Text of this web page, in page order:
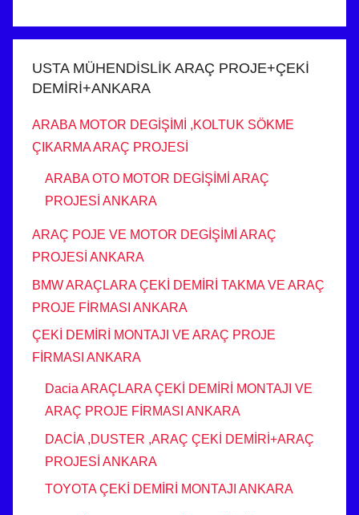
USTA MÜHENDİSLİK ARAÇ PROJE+ÇEKİ
DEMİRİ+ANKARA
ARABA MOTOR DEGİŞİMİ ,KOLTUK SÖKME
ÇIKARMA ARAÇ PROJESİ
ARABA OTO MOTOR DEGİŞİMİ ARAÇ
PROJESİ ANKARA
ARAÇ POJE VE MOTOR DEGİŞİMİ ARAÇ
PROJESİ ANKARA
BMW ARAÇLARA ÇEKİ DEMİRİ TAKMA VE ARAÇ
PROJE FİRMASI ANKARA
ÇEKİ DEMİRİ MONTAJI VE ARAÇ PROJE
FİRMASI ANKARA
Dacia ARAÇLARA ÇEKİ DEMİRİ MONTAJI VE
ARAÇ PROJE FİRMASI ANKARA
DACİA ,DUSTER ,ARAÇ ÇEKİ DEMİRİ+ARAÇ
PROJESİ ANKARA
TOYOTA ÇEKİ DEMİRİ MONTAJI ANKARA